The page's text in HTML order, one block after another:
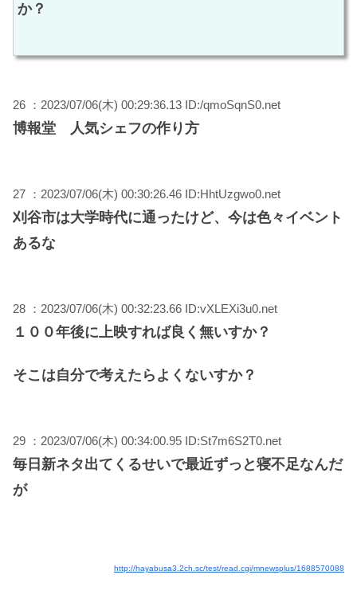
か？
26 ：2023/07/06(木) 00:29:36.13 ID:/qmoSqnS0.net
博報堂 人気シェフの作り方
27 ：2023/07/06(木) 00:30:26.46 ID:HhtUzgwo0.net
刈谷市は大学時代に通ったけど、今は色々イベント
あるな
28 ：2023/07/06(木) 00:32:23.66 ID:vXLEXi3u0.net
１００年後に上映すれば良く無いすか？
そこは自分で考えたらよくないすか？
29 ：2023/07/06(木) 00:34:00.95 ID:St7m6S2T0.net
毎日新ネタ出てくるせいで最近ずっと寝不足なんだ
が
http://hayabusa3.2ch.sc/test/read.cgi/mnewsplus/1688570088